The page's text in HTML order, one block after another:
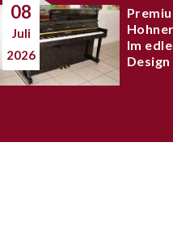
08
Juli
2026
Im
Design